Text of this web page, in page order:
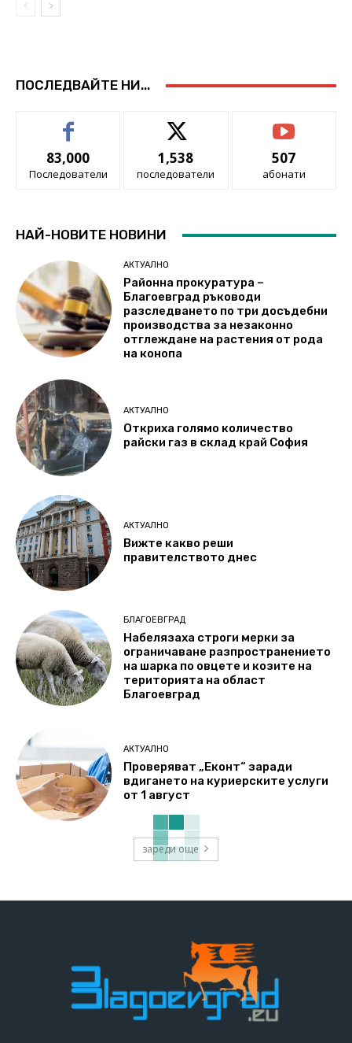
ПОСЛЕДВАЙТЕ НИ...
83,000
Последователи
1,538
последователи
507
абонати
НАЙ-НОВИТЕ НОВИНИ
АКТУАЛНО
Районна прокуратура –
Благоевград ръководи
разследването по три досъдебни
производства за незаконно
отглеждане на растения от рода
на конопа
АКТУАЛНО
Откриха голямо количество
райски газ в склад край София
АКТУАЛНО
Вижте какво реши
правителството днес
БЛАГОЕВГРАД
Набелязаха строги мерки за
ограничаване разпространението
на шарка по овцете и козите на
територията на област
Благоевград
АКТУАЛНО
Проверяват „Еконт“ заради
вдигането на куриерските услуги
от 1 август
зареди още